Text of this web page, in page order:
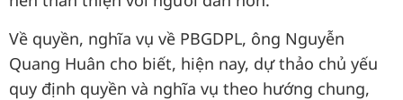
Về quyền, nghĩa vụ về PBGDPL, ông Nguyễn
Quang Huân cho biết, hiện nay, dự thảo chủ yếu
quy định quyền và nghĩa vụ theo hướng chung,